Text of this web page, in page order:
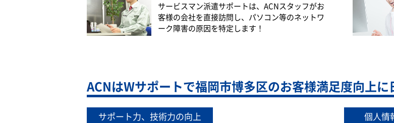
サービスマン派遣サポートは、ACNスタッフがお
客様の会社を直接訪問し、パソコン等のネットワ
ーク障害の原因を特定します！
ACNはWサポートで福岡市博多区のお客様満足度向上
サポート力、技術力の向上 個人情